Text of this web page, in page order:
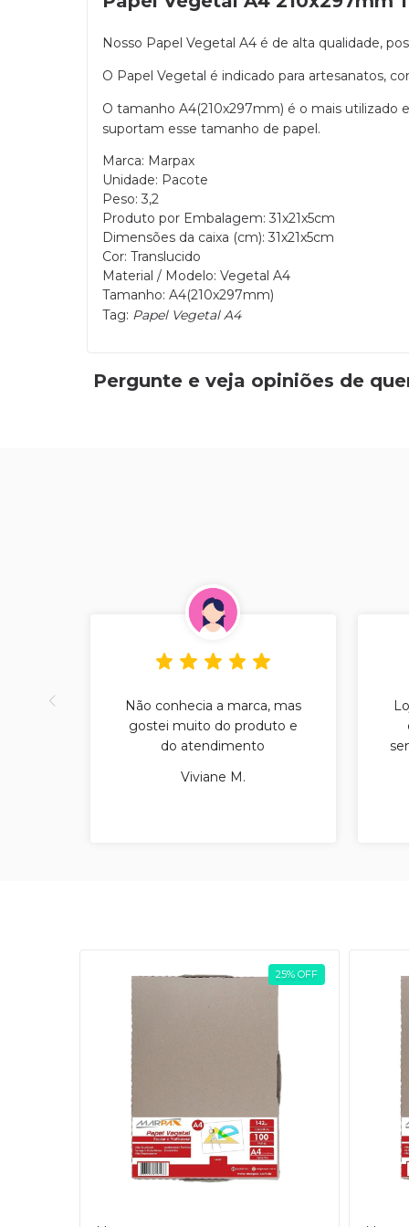
Nosso Papel Vegetal A4 é de alta qualidade,
O Papel Vegetal é indicado para artesanatos,
O tamanho A4(210x297mm) é o mais utilizado
suportam esse tamanho de papel.
Marca: Marpax
Unidade: Pacote
Peso: 3,2
Produto por Embalagem: 31x21x5cm
Dimensões da caixa (cm): 31x21x5cm
Cor: Translucido
Material / Modelo: Vegetal A4
Tamanho: A4(210x297mm)
Tag: Papel Vegetal A4
Pergunte e veja opiniões de
Não conhecia a marca, mas
gostei muito do produto e
do atendimento
Viviane M.
25% OFF